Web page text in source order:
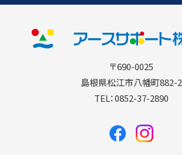
〒690-0025
島根県松江市八幡町882-2
TEL：0852-37-2890